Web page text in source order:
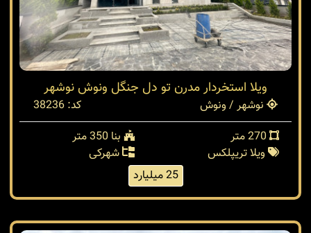
ویلا استخردار مدرن تو دل جنگل ونوش نوشهر
نوشهر / ونوش
کد: 38236
بنا 350 متر
ویلا تریپلکس
شهرکی
25 میلیارد